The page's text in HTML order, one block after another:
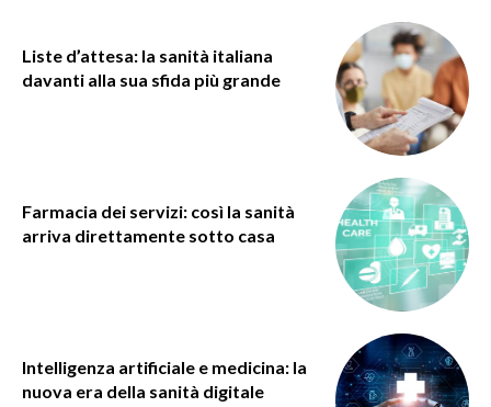
Liste d’attesa: la sanità italiana
davanti alla sua sfida più grande
Farmacia dei servizi: così la sanità
arriva direttamente sotto casa
Intelligenza artificiale e medicina: la
nuova era della sanità digitale